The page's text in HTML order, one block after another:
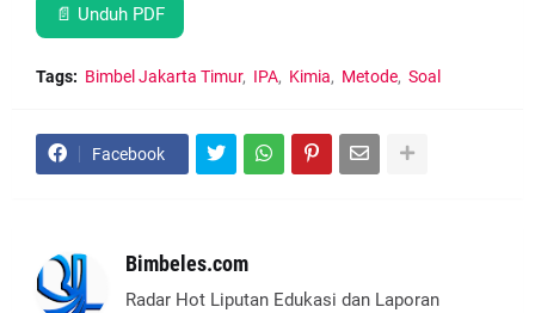
📄 Unduh PDF
Tags: Bimbel Jakarta Timur IPA Kimia Metode Soal
Facebook
Bimbeles.com
Radar Hot Liputan Edukasi dan Laporan